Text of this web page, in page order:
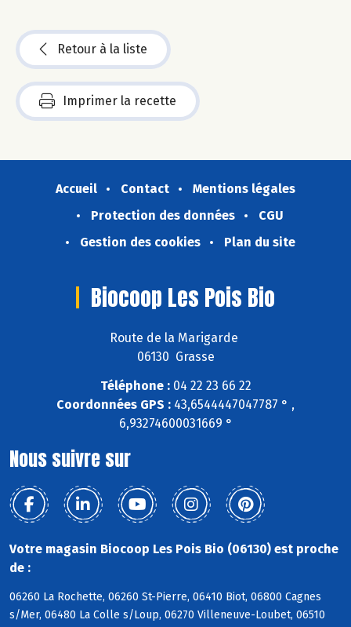
Retour à la liste
Imprimer la recette
Accueil Contact
Mentions légales
Protection des données
CGU
Gestion des cookies
Plan du site
Biocoop Les Pois Bio
Route de la Marigarde
06130 Grasse
Téléphone :04 22 23 66 22
Coordonnées GPS : 43,6544447047787 ° ,
6,93274600031669 °
Nous suivre sur
Votre magasin Biocoop Les Pois Bio (06130) est proche
de :
06260 La Rochette, 06260 St-Pierre, 06410 Biot, 06800 Cagnes
s/Mer, 06480 La Colle s/Loup, 06270 Villeneuve-Loubet, 06510